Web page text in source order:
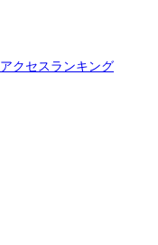
アクセスランキング